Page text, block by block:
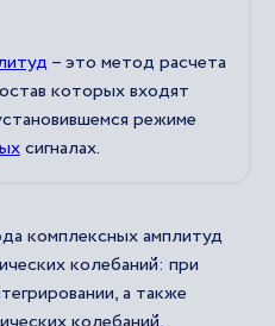
– это метод расчета
которых входят
режиме
сигналах.
комплексных амплитуд
колебаний: при
а также